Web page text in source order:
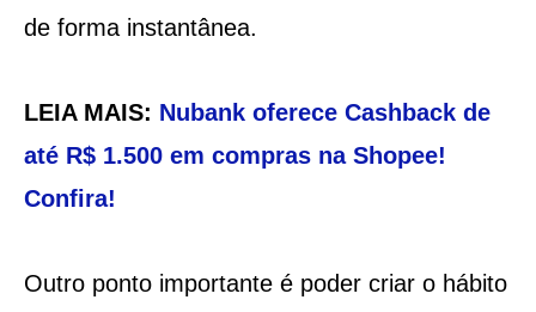
de forma instantânea.
LEIA MAIS: Nubank oferece Cashback de
até R$ 1.500 em compras na Shopee!
Confira!
Outro ponto importante é poder criar o hábito